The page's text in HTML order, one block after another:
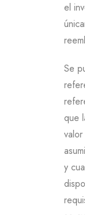
el
Se
que
y